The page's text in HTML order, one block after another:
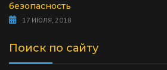
безопасность
17 ИЮЛЯ, 2018
Поиск по сайту